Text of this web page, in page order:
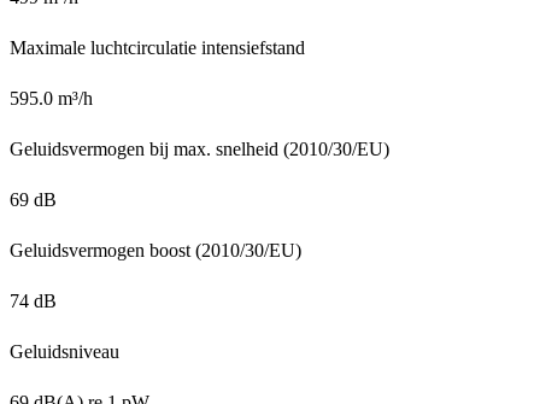
Maximale luchtcirculatie intensiefstand
595.0 m³/h
Geluidsvermogen bij max. snelheid (2010/30/EU)
69 dB
Geluidsvermogen boost (2010/30/EU)
74 dB
Geluidsniveau